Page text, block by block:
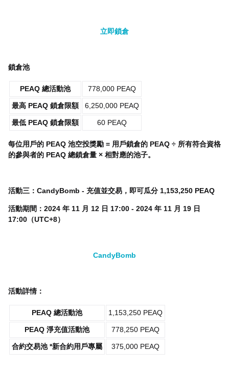
立即鎖倉
鎖倉池
PEAQ 總活動池 778,000 PEAQ
最高 PEAQ 鎖倉限額 6,250,000 PEAQ
最低 PEAQ 鎖倉限額 60 PEAQ
每位用戶的 PEAQ 池空投獎勵 = 用戶鎖倉的 PEAQ ÷ 所有符合資格
的參與者的 PEAQ 總鎖倉量 × 相對應的池子。
活動三：CandyBomb - 充值並交易，即可瓜分 1,153,250 PEAQ
活動期間：2024 年 11 月 12 日 17:00 - 2024 年 11 月 19 日
17:00（UTC+8）
CandyBomb
活動詳情：
PEAQ 總活動池 1,153,250 PEAQ
PEAQ 淨充值活動池 778,250 PEAQ
合約交易池 *新合約用戶專屬 375,000 PEAQ